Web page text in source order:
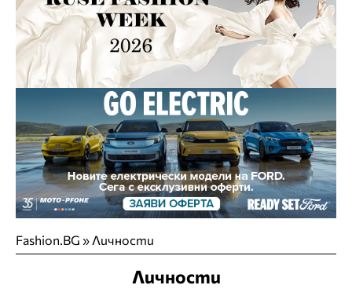
Fashion.BG » Личности
Личности